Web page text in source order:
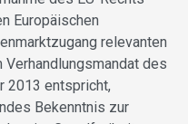
Europäischen
relevanten
des
2013 entspricht,
Bekenntnis zur